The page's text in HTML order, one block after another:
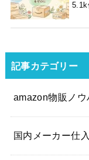
5.1k
記事カテゴリー
amazon物販ノウ
国内メーカー仕